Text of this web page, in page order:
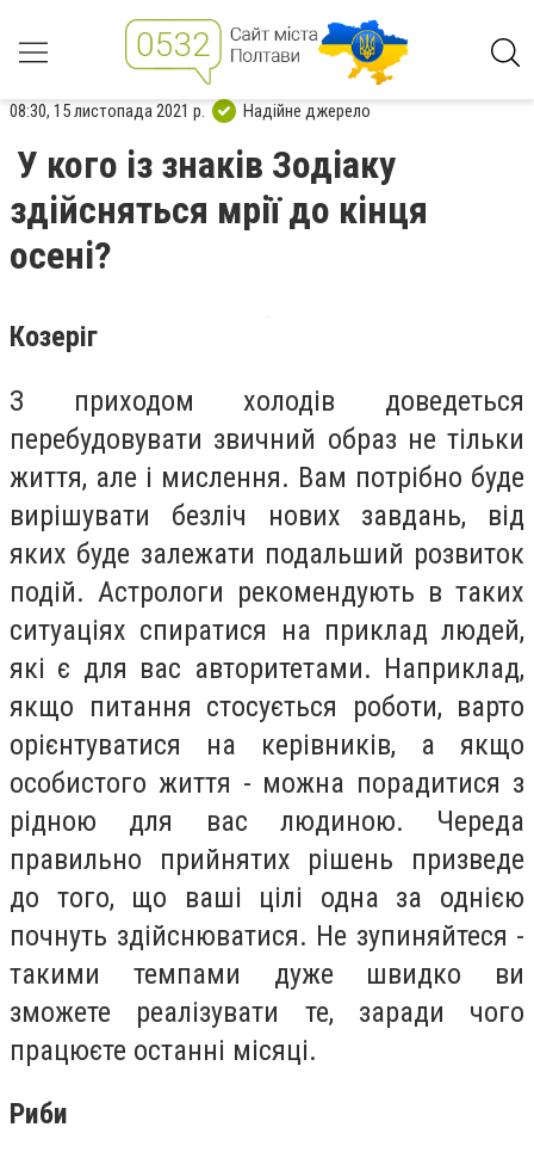
08:30, 15 листопада 2021 р. Надійне джерело
У кого із знаків Зодіаку
здійсняться мрії до кінця
осені?
Козеріг
З приходом холодів доведеться
перебудовувати звичний образ не тільки
життя, але і мислення. Вам потрібно буде
вирішувати безліч нових завдань, від
яких буде залежати подальший розвиток
подій. Астрологи рекомендують в таких
ситуаціях спиратися на приклад людей,
які є для вас авторитетами. Наприклад,
якщо питання стосується роботи, варто
орієнтуватися на керівників, а якщо
особистого життя - можна порадитися з
рідною для вас людиною. Череда
правильно прийнятих рішень призведе
до того, що ваші цілі одна за однією
почнуть здійснюватися. Не зупиняйтеся -
такими темпами дуже швидко ви
зможете реалізувати те, заради чого
працюєте останні місяці.
Риби